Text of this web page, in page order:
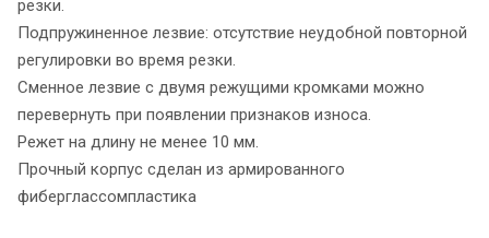
резки.
Подпружиненное лезвие: отсутствие неудобной повторной
регулировки во время резки.
Сменное лезвие с двумя режущими кромками можно
перевернуть при появлении признаков износа.
Режет на длину не менее 10 мм.
Прочный корпус сделан из армированного
фиберглассомпластика